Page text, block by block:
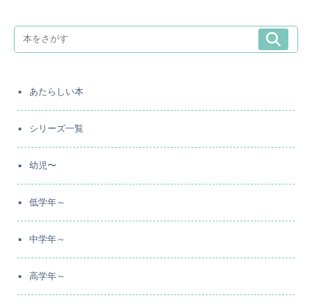
あたらしい本
シリーズ一覧
幼児〜
低学年～
中学年～
高学年～